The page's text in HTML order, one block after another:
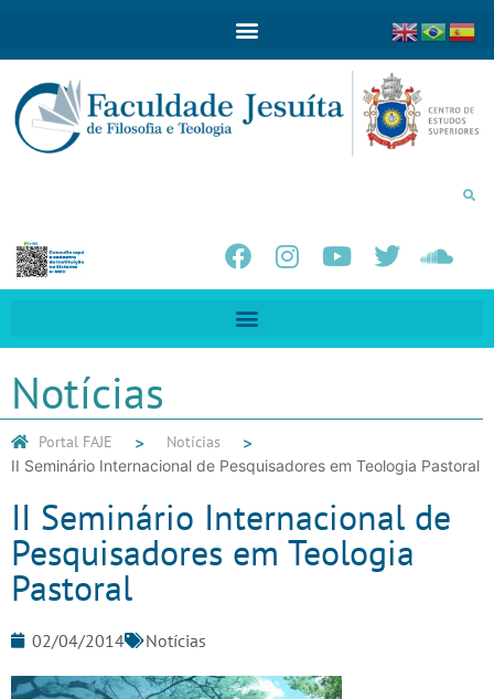
Notícias
Portal FAJE Notícias
II Seminário Internacional de Pesquisadores em Teologia Pastoral
II Seminário Internacional de
Pesquisadores em Teologia
Pastoral
02/04/2014 Notícias